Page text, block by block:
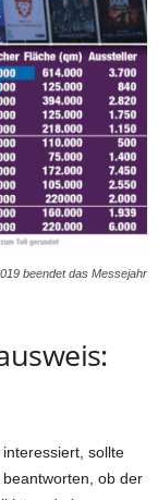
beendet das Messejahr
sollte
ob der